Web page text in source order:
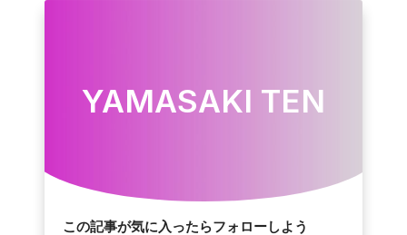
YAMASAKI TEN
この記事が気に入ったらフォローしよう